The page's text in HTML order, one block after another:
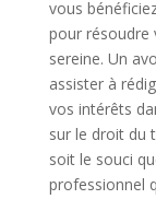
vous
pour résoudre
sereine. Un
assister à
vos intérêts
sur le droit du
soit le souci
professionnel